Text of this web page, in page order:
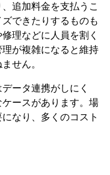
追加料金を支払うこ
できたりするものも
理などに人員を割く
が複雑になると維持
せん。
ータ連携がしにく
ースがあります。場
なり、多くのコスト